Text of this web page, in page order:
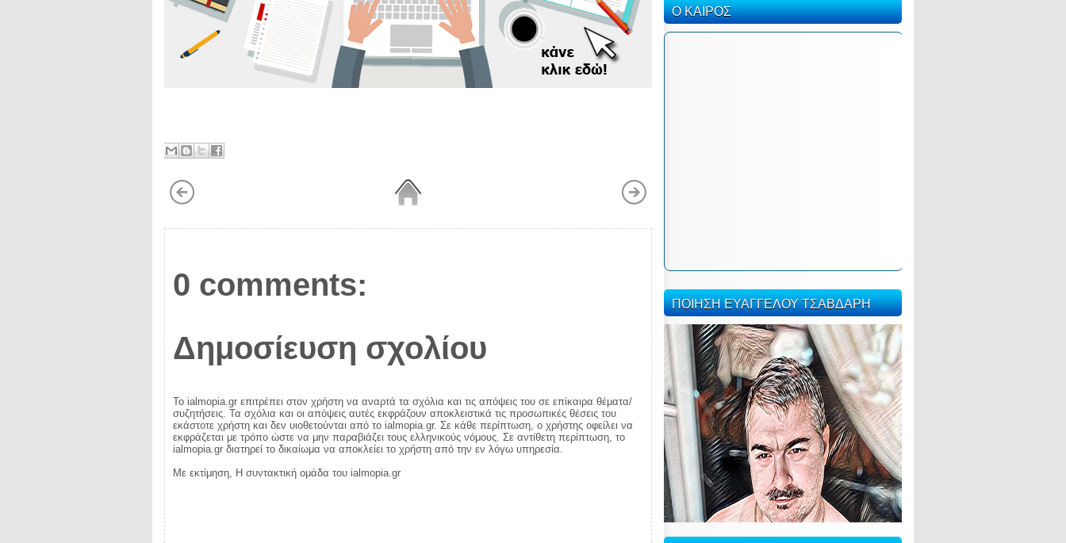
0 comments:
Δημοσίευση σχολίου
Το ialmopia.gr επιτρέπει στον χρήστη να αναρτά τα σχόλια και τις απόψεις του σε επίκαιρα θέματα/
συζητήσεις. Τα σχόλια και οι απόψεις αυτές εκφράζουν αποκλειστικά τις προσωπικές θέσεις του
εκάστοτε χρήστη και δεν υιοθετούνται από το ialmopia.gr. Σε κάθε περίπτωση, ο χρήστης οφείλει να
εκφράζεται με τρόπο ώστε να μην παραβιάζει τους ελληνικούς νόμους. Σε αντίθετη περίπτωση, το
ialmopia.gr διατηρεί το δικαίωμα να αποκλείει το χρήστη από την εν λόγω υπηρεσία.
Με εκτίμηση, Η συντακτική ομάδα του ialmopia.gr
Ο ΚΑΙΡΟΣ
ΠΟΙΗΣΗ ΕΥΑΓΓΕΛΟΥ ΤΣΑΒΔΑΡΗ